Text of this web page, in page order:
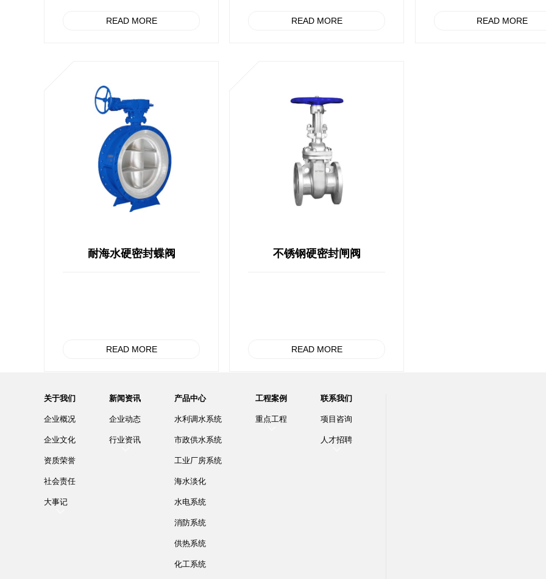
按照水力过渡过程+原理，通过预设
READ MORE READ MORE READ MORE
耐海水硬密封蝶阀
READ MORE
不锈钢硬密封闸阀
READ MORE
关于我们
企业概况
企业文化
资质荣誉
社会责任
大事记
新闻资讯
企业动态
行业资讯
产品中心
水利调水系统
市政供水系统
工业厂房系统
海水淡化
水电系统
消防系统
供热系统
化工系统
工程案例
重点工程
联系我们
项目咨询
人才招聘